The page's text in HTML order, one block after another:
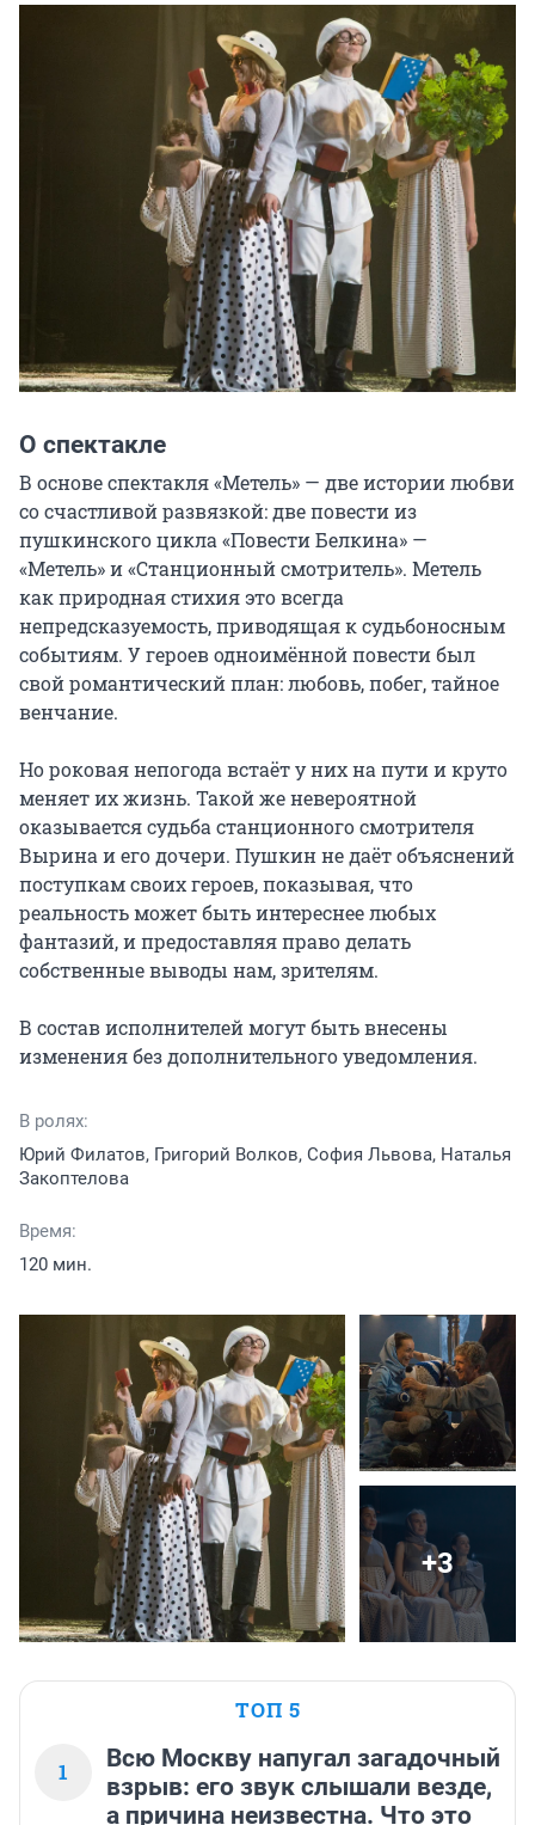
О спектакле
В основе спектакля «Метель» — две истории любви
со счастливой развязкой: две повести из
пушкинского цикла «Повести Белкина» —
«Метель» и «Станционный смотритель». Метель
как природная стихия это всегда
непредсказуемость, приводящая к судьбоносным
событиям. У героев одноимённой повести был
свой романтический план: любовь, побег, тайное
венчание.
Но роковая непогода встаёт у них на пути и круто
меняет их жизнь. Такой же невероятной
оказывается судьба станционного смотрителя
Вырина и его дочери. Пушкин не даёт объяснений
поступкам своих героев, показывая, что
реальность может быть интереснее любых
фантазий, и предоставляя право делать
собственные выводы нам, зрителям.
В состав исполнителей могут быть внесены
изменения без дополнительного уведомления.
В ролях:
Юрий Филатов, Григорий Волков, София Львова, Наталья
Закоптелова
Время:
120 мин.
+3
ТОП 5
1
Всю Москву напугал загадочный
взрыв: его звук слышали везде,
а причина неизвестна. Что это